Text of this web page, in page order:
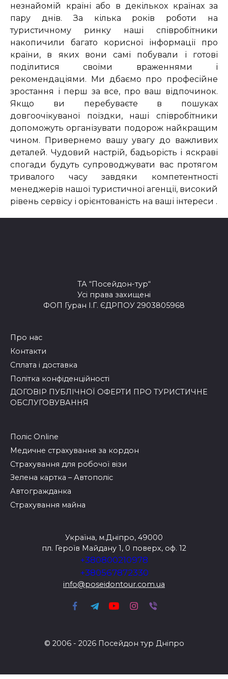
незнайомій країні або в декількох країнах за
пару днів. За кілька років роботи на
туристичному ринку наші співробітники
накопичили багато корисної інформації про
країни, в яких вони самі побували і готові
поділитися своїми враженнями і
рекомендаціями. Ми дбаємо про професійне
зростання і перш за все, про ваш відпочинок.
Якщо ви перебуваєте в пошуках
довгоочікуваної поїздки, наші співробітники
допоможуть організувати подорож найкращим
чином. Привернемо вашу увагу до важливих
деталей. Чудовий настрій, бадьорість і яскраві
спогади будуть супроводжувати вас протягом
тривалого часу завдяки компетентності
менеджерів нашої туристичної агенції, високий
рівень сервісу і орієнтованість на ваші інтереси .
ТА “Посейдон-тур“
Усі права захищені
ФОП Гуран І.Г. ЄДРПОУ 2903805968
Про нас
Контакти
Сплата і доставка
Політка конфіденційності
ДОГОВІР ПУБЛІЧНОЇ ОФЕРТИ ПРО ТУРИСТИЧНЕ
ОБСЛУГОВУВАННЯ
Поліс Online
Медичне страхування за кордон
Страхування для робочої візи
Зелена картка – Автополіс
Автогражданка
Страхування майна
Україна, м.Дніпро, 49000
пл. Героїв Майдану 1, 0 поверх, оф. 12
+380800210978
+380567872330
info@poseidontour.com.ua
© 2006 - 2026 Посейдон тур Дніпро